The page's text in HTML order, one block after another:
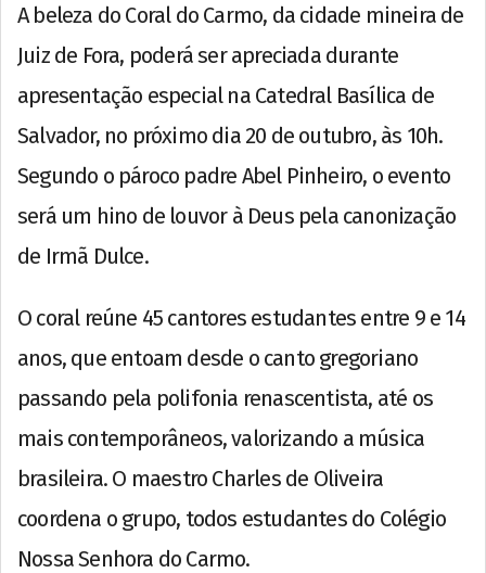
A beleza do Coral do Carmo, da cidade mineira de
Juiz de Fora, poderá ser apreciada durante
apresentação especial na Catedral Basílica de
Salvador, no próximo dia 20 de outubro, às 10h.
Segundo o pároco padre Abel Pinheiro, o evento
será um hino de louvor à Deus pela canonização
de Irmã Dulce.
O coral reúne 45 cantores estudantes entre 9 e 14
anos, que entoam desde o canto gregoriano
passando pela polifonia renascentista, até os
mais contemporâneos, valorizando a música
brasileira. O maestro Charles de Oliveira
coordena o grupo, todos estudantes do Colégio
Nossa Senhora do Carmo.